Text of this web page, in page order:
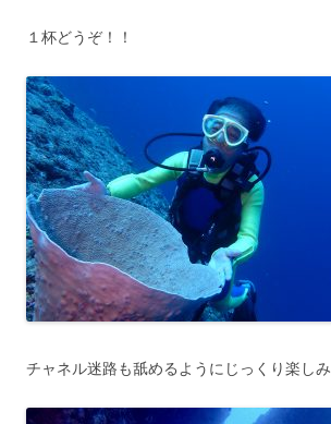
１杯どうぞ！！
チャネル迷路も舐めるようにじっくり楽しみ